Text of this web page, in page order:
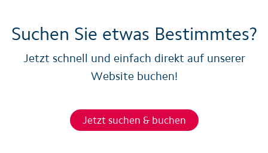
Suchen Sie etwas Bestimmtes?
Jetzt schnell und einfach direkt auf unserer
Website buchen!
Jetzt suchen & buchen